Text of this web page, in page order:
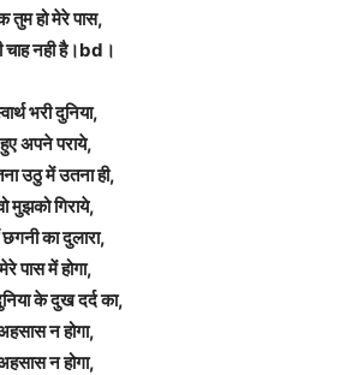
तुम हो मेरे पास,
चाह नही है।bd।
भरी दुनिया,
हुए अपने पराये,
उठु में उतना ही,
मुझको गिराये,
छगनी का दुलारा,
मेरे पास में होगा,
के दुख दर्द का,
न होगा,
न होगा,